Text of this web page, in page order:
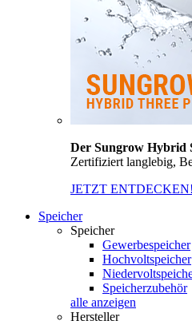
Der Sungrow Hybrid
Zertifiziert langlebig,
JETZT ENTDECKEN!
Speicher
Speicher
Gewerbespeicher
Hochvoltspeicher
Speicherzubehör
alle anzeigen
Hersteller